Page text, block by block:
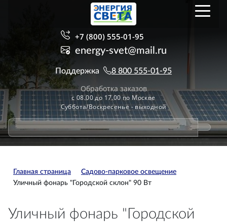
+7 (800) 555-01-95
energy-svet@mail.ru
Поддержка 8 800 555-01-95
Обработка заказов
с 08.00 до 17.00 по Москве
Суббота/Воскресенье - выходной
Главная страница
Садово-парковое освещение
Уличный фонарь "Городской склон" 90 Вт
Уличный фонарь "Городской